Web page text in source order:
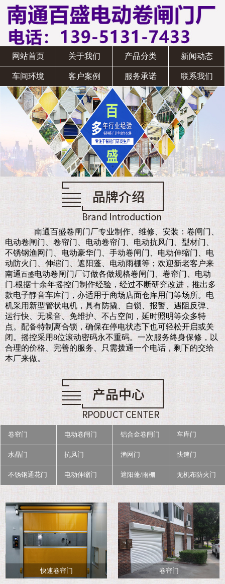
网站首页 关于我们 产品分类 新闻动态
车间环境 客户案例 服务承诺 联系我们
南通百盛卷闸门厂专业制作、维修、安装：卷闸门、
电动卷闸门、卷帘门、电动卷帘门、电动抗风门、型材门、
不锈钢渔网门、电动豪华门、手动卷闸门、电动伸缩门、电
动防火门、伸缩门、遮阳蓬、电动雨棚等；欢迎新老客户来
南通 百盛电动卷闸门厂订做各做规格卷闸门、卷帘门、电动
门.根据十余年摇控门制作经验，经过不断研究改进，推出多
款电子静音车库门，亦适用于商场店面仓库用门等场所。电
机采用新型管状电机，具有防撬、自锁、报警、遇阻反弹、
运行快、无噪音、免维护、不占空间，延时照明等众多特
点。配备特制离合锁，确保在停电状态下也可轻松开启或关
闭。摇控采用8位滚动密码永不重码。一次服务终身保修，以
合理的价格、完善的服务、只需拨通一个电话，剩下的交给
本厂来做。
卷帘门 电动卷闸门 铝合金卷闸门 车库门
水晶门 抗风门 渔网门 快速门
不锈钢通花门 电动伸缩门 遮阳蓬/雨棚 无机布防火门
快速卷帘门 卷帘门